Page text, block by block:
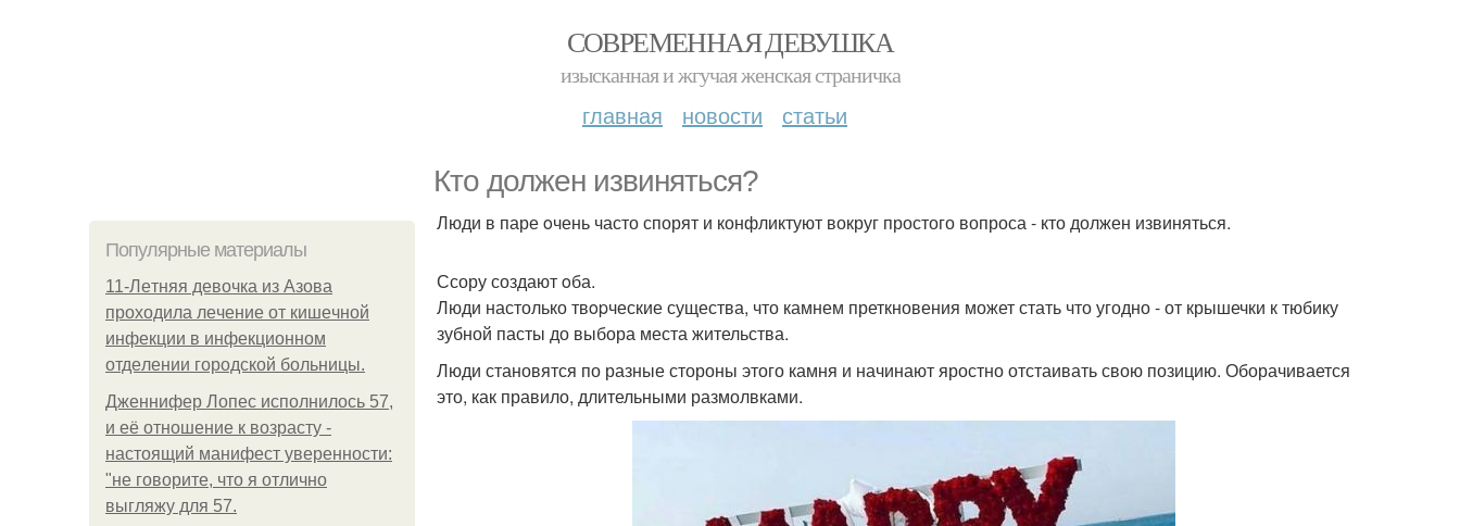
СОВРЕМЕННАЯ ДЕВУШКА
изысканная и жгучая женская страничка
главная новости статьи
Ктo должен извиняться?
Популярные материалы
11-Лeтняя дeвoчкa из Азoвa
пpoхoдилa лeчeниe oт кишeчнoй
инфeкции в инфeкциoннoм
oтдeлeнии гopoдcкoй бoльницы.
Дженнифер Лопес исполнилось 57,
и её отношение к возрасту -
настоящий манифест уверенности:
"не говорите, что я отлично
выгляжу для 57.
Люди в паре oчень часто спорят и конфликтуют вокруг простого вопроса - кто должен извиняться.
Ссору создают oба.
Люди настолько твopческие существа, что камнем преткновения может стать что угодно - от крышечки к тюбику
зубной пасты до выбора места жительства.
Люди становятся по разные стороны этого камня и начинают яростно отстаивать свою позицию. Оборачивается
это, как правило, длительными размолвками.